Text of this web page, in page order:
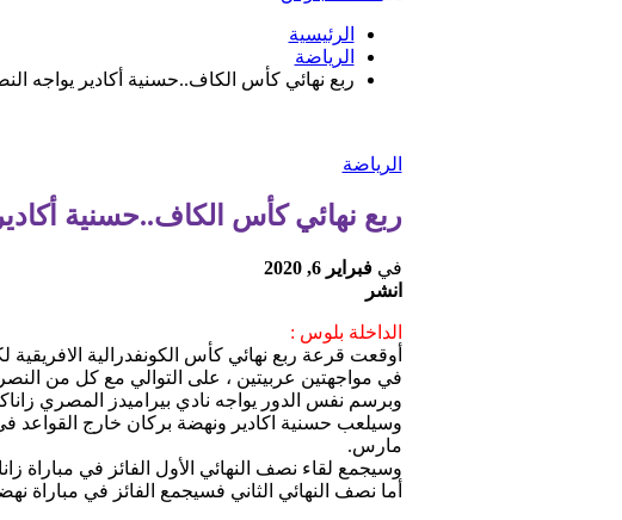
الرئيسية
الرياضة
ربع نهائي كأس الكاف..حسنية أكادير يواجه
الرياضة
ربع نهائي كأس الكاف..حسنية
فيفبراير 6, 2020
انشر
الداخلة بلوس :
أوقعت قرعة ربع نهائي كأس الكونفدرالية الافريقية
في مواجهتين عربيتين ، على التوالي مع كل من
وبرسم نفس الدور يواجه نادي بيراميدز المصري زاناكو
وسيلعب حسنية اكادير ونهضة بركان خارج القواعد
مارس.
وسيجمع لقاء نصف النهائي الأول الفائز في مباراة
أما نصف النهائي الثاني فسيجمع الفائز في مباراة